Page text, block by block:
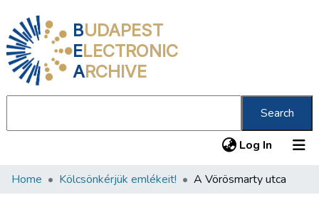
BUDAPEST
ELECTRONIC
ARCHIVE
Search
Log In (current)
Communities & Collections
Home Kölcsönkérjük emlékeit! A Vörösmarty utca